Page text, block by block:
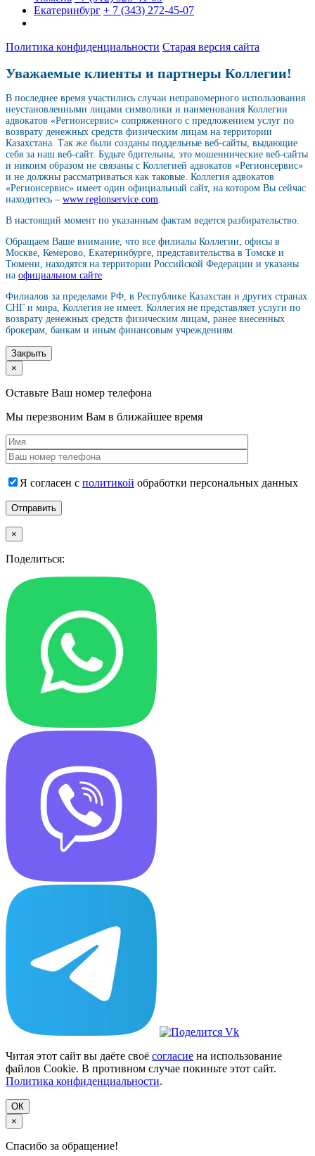
Екатеринбург + 7 (343) 272-45-07
Политика конфиденциальности Старая версия сайта
Уважаемые клиенты и партнеры Коллегии!
В последнее время участились случаи неправомерного использования
неустановленными лицами символики и наименования Коллегии
адвокатов «Регионсервис» сопряженного с предложением услуг по
возврату денежных средств физическим лицам на территории
Казахстана. Так же были созданы поддельные веб-сайты, выдающие
себя за наш веб-сайт. Будьте бдительны, это мошеннические веб-сайты
и никоим образом не связаны с Коллегией адвокатов «Регионсервис»
и не должны рассматриваться как таковые. Коллегия адвокатов
«Регионсервис» имеет один официальный сайт, на котором Вы сейчас
находитесь – www.regionservice.com
В настоящий момент по указанным фактам ведется разбирательство.
Обращаем Ваше внимание, что все филиалы Коллегии, офисы в
Москве, Кемерово, Екатеринбурге, представительства в Томске и
Тюмени, находятся на территории Российской Федерации и указаны
на официальном сайте
Филиалов за пределами РФ, в Республике Казахстан и других странах
СНГ и мира, Коллегия не имеет. Коллегия не представляет услуги по
возврату денежных средств физическим лицам, ранее внесенных
брокерам, банкам и иным финансовым учреждениям.
Закрыть
×
Оставьте Ваш номер телефона
Мы перезвоним Вам в ближайшее время
Я согласен с политикой обработки персональных данных
×
Поделиться:
Читая этот сайт вы даёте своё согласие на использование
файлов Cookie. В противном случае покиньте этот сайт.
Политика конфиденциальности.
ОК
×
Спасибо за обращение!